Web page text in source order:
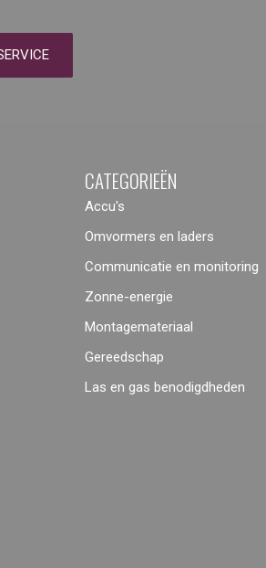
CATEGORIEËN
Accu's
Omvormers en laders
Communicatie en monitoring
Zonne-energie
Montagemateriaal
Gereedschap
Las en gas benodigdheden